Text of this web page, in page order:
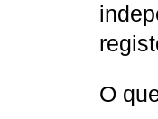
O